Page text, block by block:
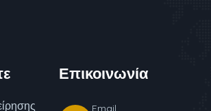
Επικοινωνία
Email